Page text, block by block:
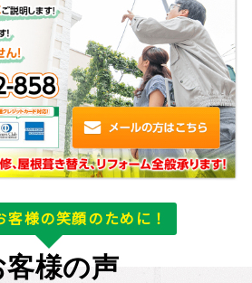
客様の笑顔のために！
客様の声